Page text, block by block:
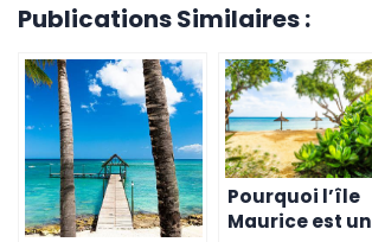
Publications Similaires :
Pourquoi l’île
Maurice est un